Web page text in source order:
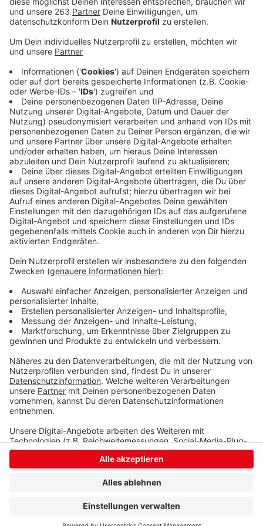
Anzeige
In einem Klassenraum surrt ein in die Jahre
gekommener Computer vor sich hin, die
Internetanbindung funktioniert nur gelegentlich und
das WLAN erreicht nur einige Klassenräume. In vielen
Schulen ist so etwas immer noch Realität. Um diese
Situation zu verbessern, hat der Bundesrat den
DigitalPakt Schule auf den Weg gebracht. Der Bund
stellt über einen Zeitraum von fünf Jahren fünf
Milliarden Euro zur Verfügung. Damit auch die Stadt
Netphen schnell etwas vom Kuchen abbekommt, hat
die SPD das Thema auf die Tagesordnung der
nächsten Ratssitzung gebracht. Die Verwaltung soll
berichten, welche Vorbereitungen bereits getroffen
wurden, um Fördermittel aus dem DigitalPakt zu
erhalten. „Wir wollen, dass das Geld in Netphen schnell
die richtigen Stellen erreicht“, sagt SPD-
Fraktionsführer Manfred Heinz. Der Rat tagt Mitte
Mai.
Anzeige